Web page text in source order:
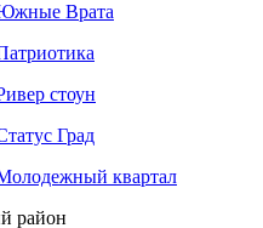
Врата
стоун
Град
квартал
район